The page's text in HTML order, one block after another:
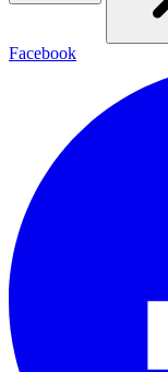
Facebook